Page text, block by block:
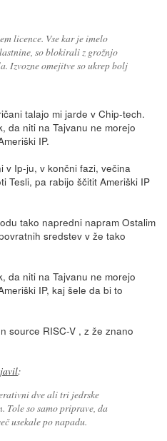
licence. Vse kar je imelo
so blokirali z grožnjo
Izvozne omejitve so ukrep bolj
talajo mi jarde v Chip-tech.
da niti na Tajvanu ne morejo
IP.
v Ip-ju, v končni fazi, večina
Tesli, pa rabijo ščitit Ameriški IP
tako napredni napram Ostalim
sredstev v že tako
da niti na Tajvanu ne morejo
IP, kaj šele da bi to
source RISC-V , z že znano
:
dve ali tri jedrske
Tole so samo priprave, da
usekale po napadu.